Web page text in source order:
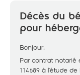
Décès du
pour
Bonjour,
Par contrat notarié
114689 à l’étude